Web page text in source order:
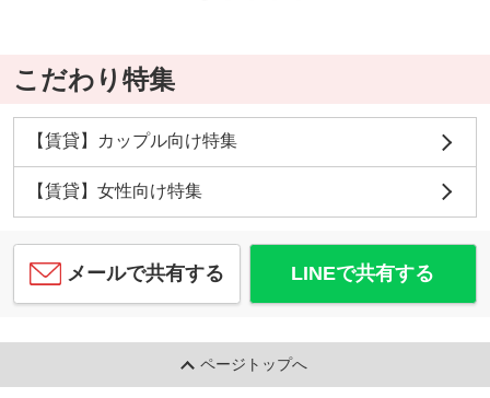
こだわり特集
【賃貸】カップル向け特集
【賃貸】女性向け特集
メールで共有する LINEで共有する
ページトップへ